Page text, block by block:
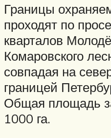
Границы
проходят по
кварталов
Комаровского
совпадая на
границей
Общая площадь
1000 га.